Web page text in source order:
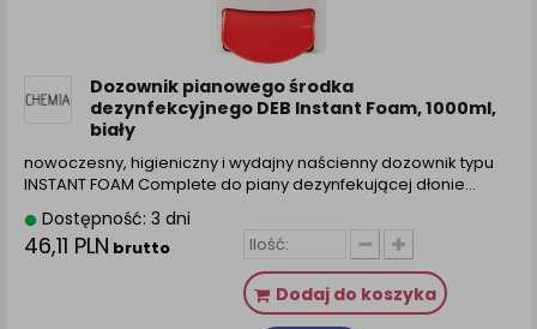
Dozownik pianowego środka
dezynfekcyjnego DEB Instant Foam, 1000ml,
biały
nowoczesny, higieniczny i wydajny naścienny dozownik typu
INSTANT FOAM Complete do piany dezynfekującej dłonie…
Dostępność: 3 dni
46,11 PLN brutto
Dodaj do koszyka